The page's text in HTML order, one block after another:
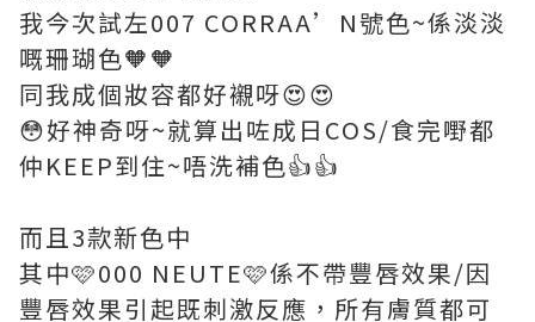
我今次試左007 CORRAA’N號色~係淡淡
嘅珊瑚色🧡🧡
同我成個妝容都好襯呀😍😍
😳好神奇呀~就算出咗成日COS/食完嘢都
仲KEEP到住~唔洗補色👍👍
而且3款新色中
其中🩷000 NEUTE🩷係不帶豐唇效果/因
豐唇效果引起既刺激反應，所有膚質都可